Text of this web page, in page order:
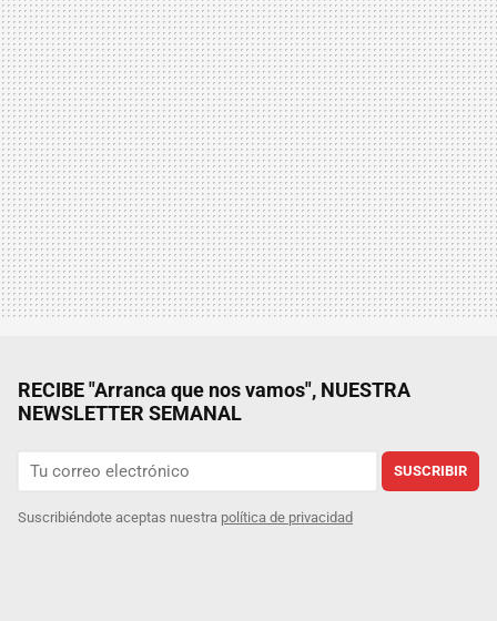
RECIBE "Arranca que nos vamos", NUESTRA
NEWSLETTER SEMANAL
SUSCRIBIR
Suscribiéndote aceptas nuestra política de privacidad